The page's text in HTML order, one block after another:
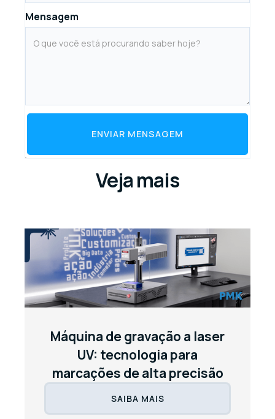
Mensagem
ENVIAR MENSAGEM
Veja mais
Máquina de gravação a laser
UV: tecnologia para
marcações de alta precisão
SAIBA MAIS